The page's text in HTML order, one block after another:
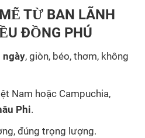
TỪ BAN LÃNH
ĐỒNG PHÚ
ngày, giòn, béo, thơm, không
Nam hoặc Campuchia,
Phi.
đúng trọng lượng.